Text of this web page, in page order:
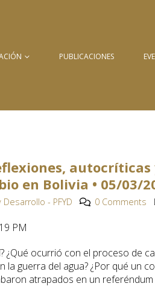
PUBLICACIONES
en Bolivia • 05/03/
Desarrollo - PFYD 0 Comments
PM
¿Qué ocurrió con el proceso de
guerra del agua? ¿Por qué un
atrapados en un